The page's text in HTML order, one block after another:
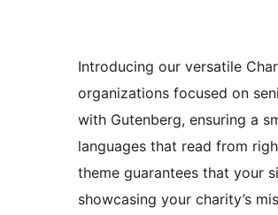
Introducing our versatile
organizations focused on
with Gutenberg, ensuring a
languages that read from
theme guarantees that your
showcasing your charity’s